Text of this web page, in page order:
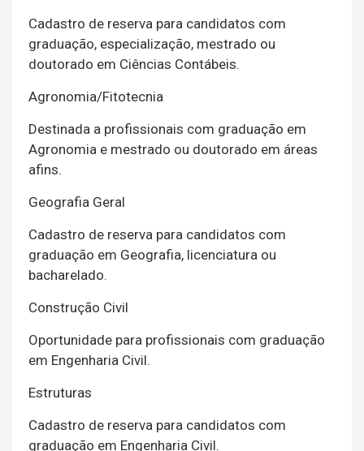
Cadastro de reserva para candidatos com
graduação, especialização, mestrado ou
doutorado em Ciências Contábeis.
Agronomia/Fitotecnia
Destinada a profissionais com graduação em
Agronomia e mestrado ou doutorado em áreas
afins.
Geografia Geral
Cadastro de reserva para candidatos com
graduação em Geografia, licenciatura ou
bacharelado.
Construção Civil
Oportunidade para profissionais com graduação
em Engenharia Civil.
Estruturas
Cadastro de reserva para candidatos com
graduação em Engenharia Civil.